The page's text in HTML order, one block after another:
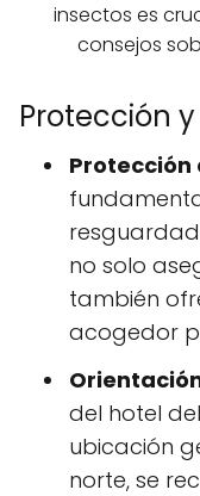
insectos es
consejos
Protección
Protección
no solo
también
acogedor
del hotel
ubicación
norte, se